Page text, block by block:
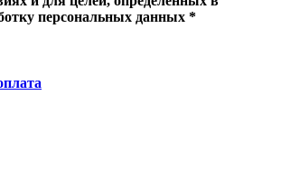
персональных данных *